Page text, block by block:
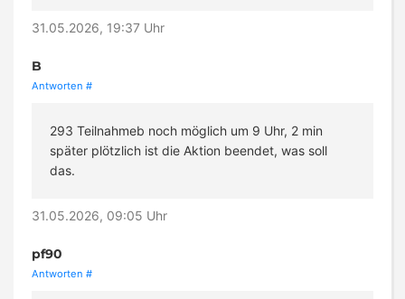
31.05.2026, 19:37 Uhr
B
Antworten #
293 Teilnahmeb noch möglich um 9 Uhr, 2 min
später plötzlich ist die Aktion beendet, was soll
das.
31.05.2026, 09:05 Uhr
pf90
Antworten #